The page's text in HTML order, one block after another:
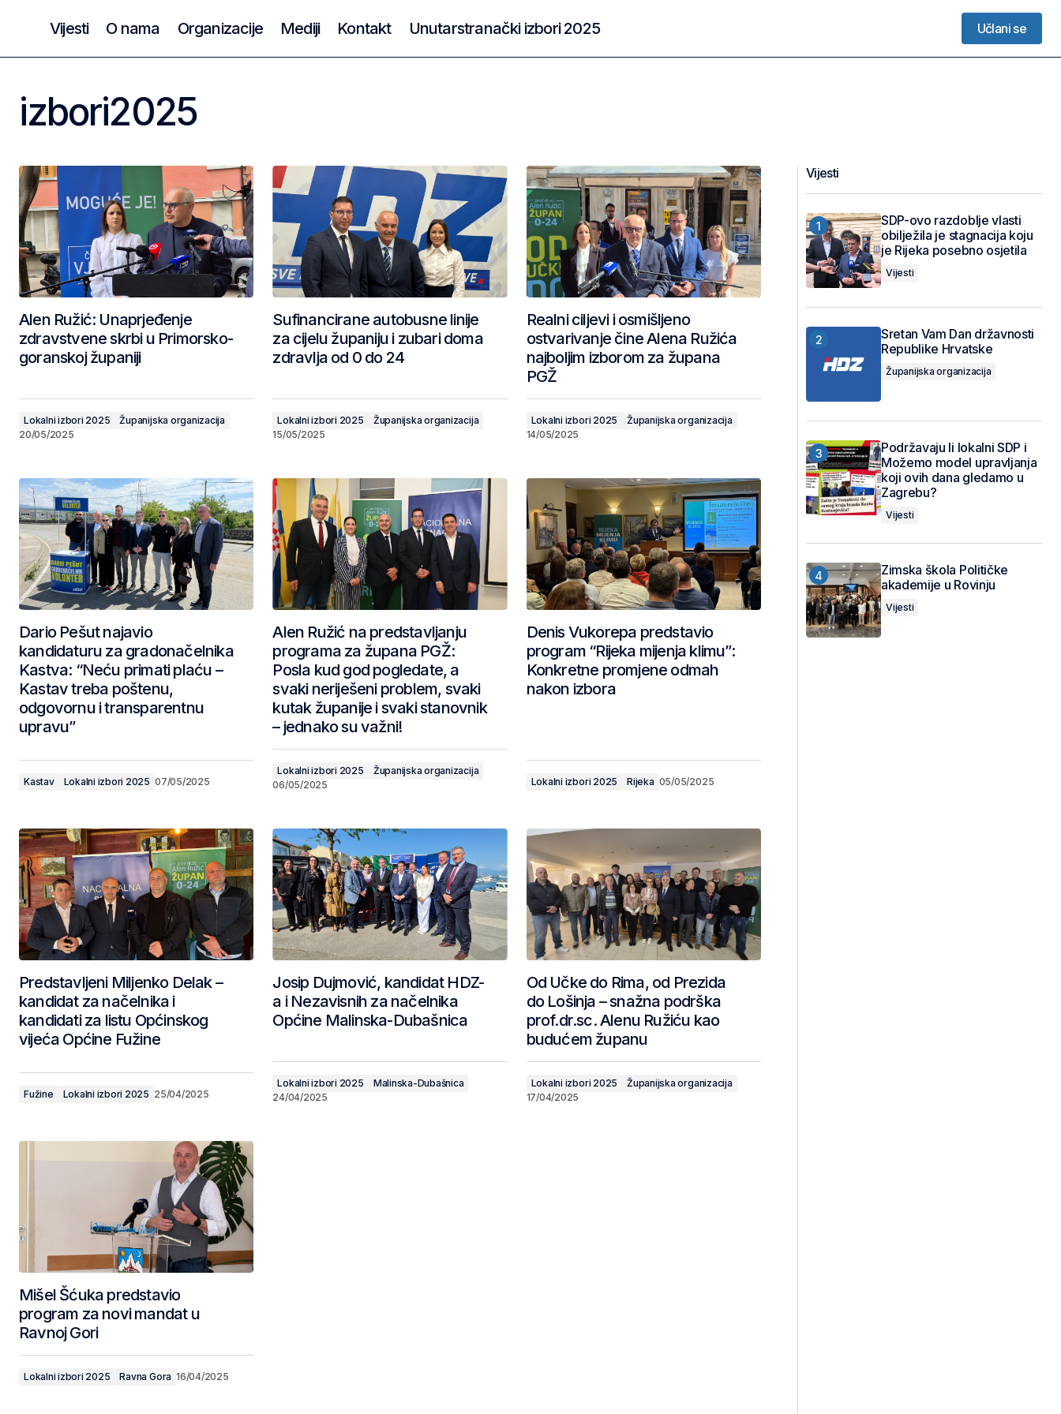
Vijesti O nama Organizacije Mediji Kontakt Unutarstranački izbori 2025
Učlani se
izbori2025
Alen Ružić: Unaprjeđenje
zdravstvene skrbi u Primorsko-
goranskoj županiji
Lokalni izbori 2025
Županijska organizacija
20/05/2025
Sufinancirane autobusne linije
za cijelu županiju i zubari doma
zdravlja od 0 do 24
Lokalni izbori 2025
Županijska organizacija
15/05/2025
Realni ciljevi i osmišljeno
ostvarivanje čine Alena Ružića
najboljim izborom za župana
PGŽ
Lokalni izbori 2025
Županijska organizacija
14/05/2025
Dario Pešut najavio
kandidaturu za gradonačelnika
Kastva: “Neću primati plaću –
Kastav treba poštenu,
odgovornu i transparentnu
upravu”
Kastav Lokalni izbori 2025 07/05/2025
Alen Ružić na predstavljanju
programa za župana PGŽ:
Posla kud god pogledate, a
svaki neriješeni problem, svaki
kutak županije i svaki stanovnik
– jednako su važni!
Lokalni izbori 2025
Županijska organizacija
06/05/2025
Denis Vukorepa predstavio
program “Rijeka mijenja klimu”:
Konkretne promjene odmah
nakon izbora
Lokalni izbori 2025 Rijeka 05/05/2025
Predstavljeni Miljenko Delak –
kandidat za načelnika i
kandidati za listu Općinskog
vijeća Općine Fužine
Fužine Lokalni izbori 2025 25/04/2025
Josip Dujmović, kandidat HDZ-
a i Nezavisnih za načelnika
Općine Malinska-Dubašnica
Lokalni izbori 2025
Malinska-Dubašnica
24/04/2025
Od Učke do Rima, od Prezida
do Lošinja – snažna podrška
prof.dr.sc. Alenu Ružiću kao
budućem županu
Lokalni izbori 2025
Županijska organizacija
17/04/2025
Mišel Šćuka predstavio
program za novi mandat u
Ravnoj Gori
Lokalni izbori 2025 Ravna Gora 16/04/2025
Vijesti
SDP-ovo razdoblje vlasti
obilježila je stagnacija koju
je Rijeka posebno osjetila
Vijesti
Sretan Vam Dan državnosti
Republike Hrvatske
Županijska organizacija
Podržavaju li lokalni SDP i
Možemo model upravljanja
koji ovih dana gledamo u
Zagrebu?
Vijesti
Zimska škola Političke
akademije u Rovinju
Vijesti